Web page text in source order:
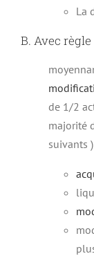
La
B. Avec
de 1/2
majorité
suivants